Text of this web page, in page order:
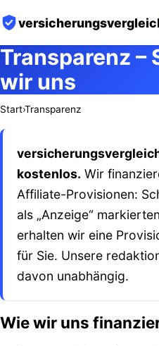
Transparenz –
wir uns
Start›Transparenz
kostenlos. Wir
Affiliate-Provisionen:
als „Anzeige“
erhalten wir eine
für Sie. Unsere
davon unabhängig.
Wie wir uns